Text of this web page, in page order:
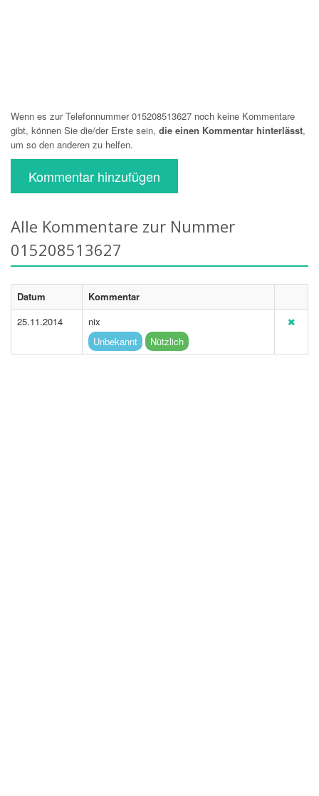
Wenn es zur Telefonnummer 015208513627 noch keine Kommentare
gibt, können Sie die/der Erste sein, die einen Kommentar hinterlässt,
um so den anderen zu helfen.
Kommentar hinzufügen
Alle Kommentare zur Nummer
015208513627
Datum
Kommentar
25.11.2014
nix
Unbekannt
Nützlich